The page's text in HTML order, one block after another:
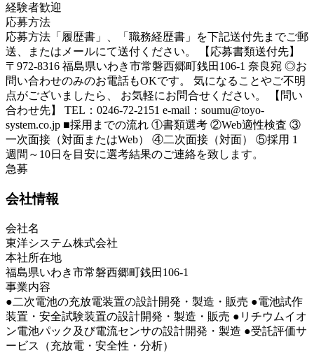
経験者歓迎
応募方法
応募方法「履歴書」、「職務経歴書」を下記送付先までご郵
送、またはメールにて送付ください。 【応募書類送付先】
〒972-8316 福島県いわき市常磐西郷町銭田106-1 奈良宛 ◎お
問い合わせのみのお電話もOKです。 気になることやご不明
点がございましたら、 お気軽にお問合せください。 【問い
合わせ先】 TEL：0246-72-2151 e-mail：soumu@toyo-
system.co.jp ■採用までの流れ ①書類選考 ②Web適性検査 ③
一次面接（対面またはWeb） ④二次面接（対面） ⑤採用 1
週間～10日を目安に選考結果のご連絡を致します。
急募
会社情報
会社名
東洋システム株式会社
本社所在地
福島県いわき市常磐西郷町銭田106-1
事業内容
●二次電池の充放電装置の設計開発・製造・販売 ●電池試作
装置・安全試験装置の設計開発・製造・販売 ●リチウムイオ
ン電池パック及び電流センサの設計開発・製造 ●受託評価サ
ービス（充放電・安全性・分析）